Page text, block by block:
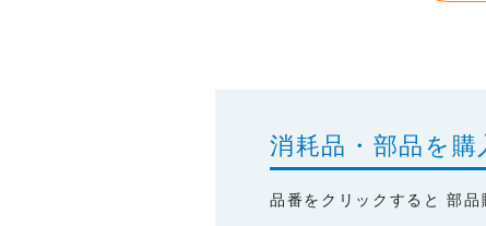
消耗品・部品を購
品番をクリックすると 部